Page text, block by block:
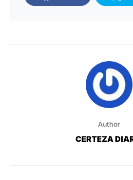
Author
CERTEZA